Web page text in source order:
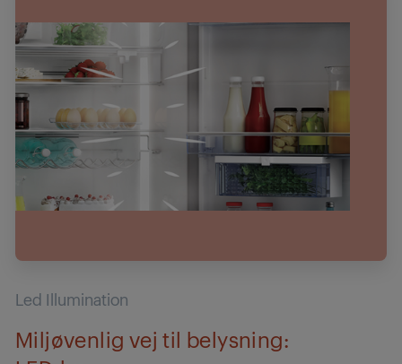
Led Illumination
Miljøvenlig vej til belysning: